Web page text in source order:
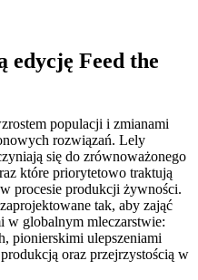
Feed the
populacji i zmianami
rozwiązań. Lely
się do zrównoważonego
które priorytetowo traktują
procesie produkcji żywności.
tak, aby zająć
w globalnym mleczarstwie:
pionierskimi ulepszeniami
oraz przejrzystością w